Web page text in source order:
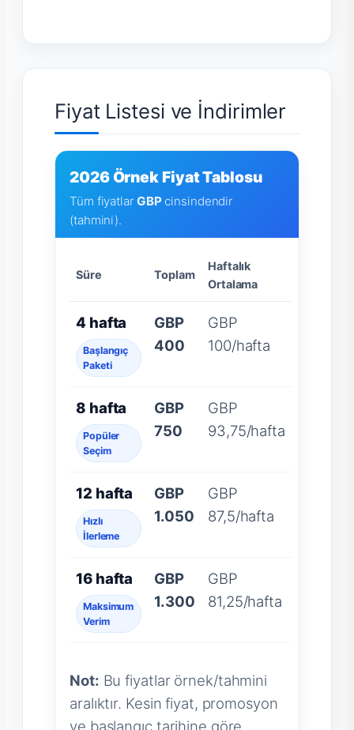
Fiyat Listesi ve İndirimler
2026 Örnek Fiyat Tablosu
Tüm fiyatlar GBPcinsindendir
(tahmini).
Süre Toplam
Haftalık
Ortalama
4 hafta
Başlangıç
Paketi
GBP
400
GBP
100/hafta
8 hafta
Popüler
Seçim
GBP
750
GBP
93,75/hafta
12 hafta
Hızlı
İlerleme
GBP
1.050
GBP
87,5/hafta
16 hafta
Maksimum
Verim
GBP
1.300
GBP
81,25/hafta
Not: Bu fiyatlar örnek/tahmini
aralıktır. Kesin fiyat, promosyon
ve başlangıç tarihine göre